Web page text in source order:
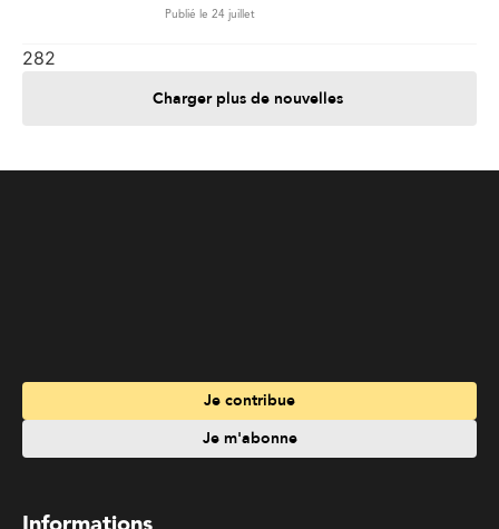
Publié le 24 juillet
282
Charger plus de nouvelles
Informations